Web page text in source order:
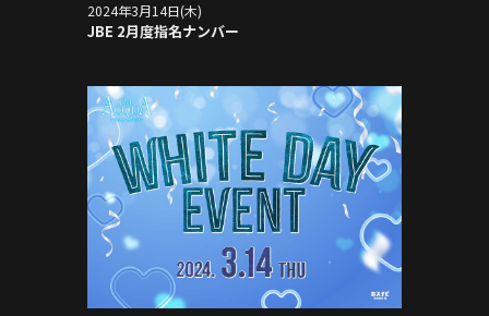
2024年3月14日(木)
JBE 2月度指名ナンバー